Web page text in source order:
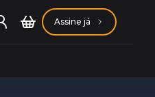
Assine já